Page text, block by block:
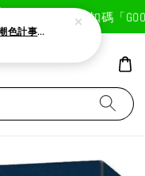
首次註冊輸入折扣碼「
好好閱讀T｜いくいく小高潮色計事務所X好好生活書店聯名款